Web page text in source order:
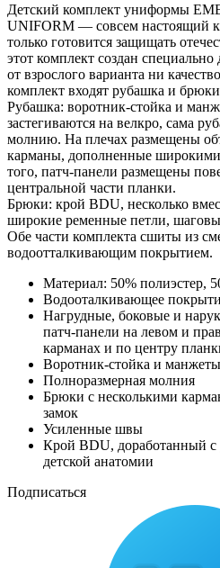
Детский комплект униформы
UNIFORM — совсем настоящий
только готовится защищать
этот комплект создан специально
от взрослого варианта ни
комплект входят рубашка и
Рубашка: воротник-стойка и
застегиваются на велкро, сама
молнию. На плечах размещены
карманы, дополненные
того, патч-панели размещены
центральной части планки.
Брюки: крой BDU, несколько
широкие ременные петли,
Обе части комплекта сшиты из
водоотталкивающим покрытием.
Материал: 50% полиэстер,
Водооталкивающее
Нагрудные, боковые и
патч-панели на левом и
карманах и по центру
Воротник-стойка и
Полноразмерная молния
Брюки с несколькими
замок
Усиленные швы
Крой BDU, доработанный с
детской анатомии
Подписаться